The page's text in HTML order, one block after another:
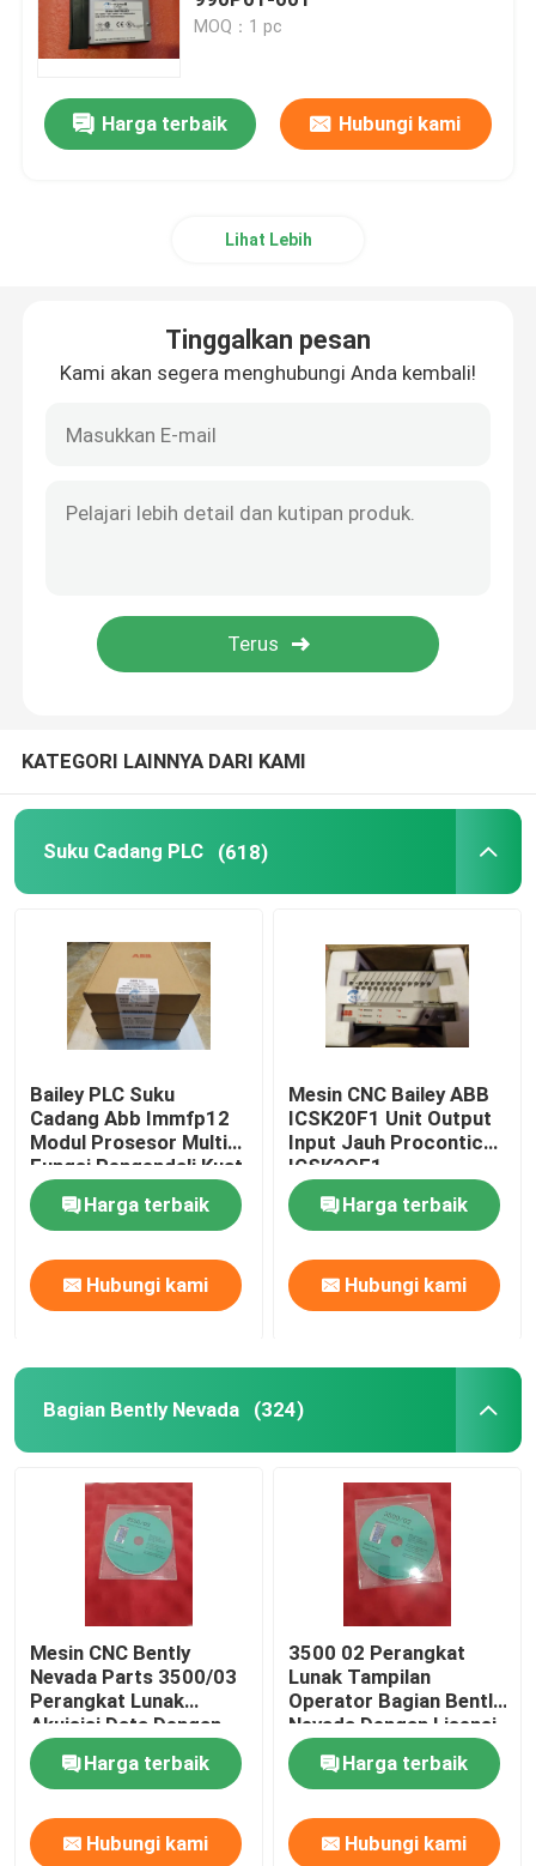
Modul ABB
ICS Triplex PLC
Suku Cadang Honeywell
Modul Woodward
Emerson Epro
Emerson Delta V DCS
Westinghouse Ovation
Modul Yokogawa
Modul Bachmann
Hima PLC
Modul Siemens
Modul BR
Instrumen Venable
MOQ：1 pc
Harga terbaik Hubungi kami
Lihat Lebih
Tinggalkan pesan
Kami akan segera menghubungi Anda kembali!
KATEGORI LAINNYA DARI KAMI
Suku Cadang PLC (618)
Bailey PLC Suku
Cadang Abb Immfp12
Modul Prosesor Multi
Fungsi Pengendali Kuat
Harga terbaik
Hubungi kami
Mesin CNC Bailey ABB
ICSK20F1 Unit Output
Input Jauh Procontic
ICSK2OF1
Harga terbaik
Hubungi kami
Bagian Bently Nevada (324)
Mesin CNC Bently
Nevada Parts 3500/03
Perangkat Lunak
Akuisisi Data Dengan
Lisensi Terkait
Harga terbaik
Hubungi kami
3500 02 Perangkat
Lunak Tampilan
Operator Bagian Bently
Nevada Dengan Lisensi
Terkait
Harga terbaik
Hubungi kami